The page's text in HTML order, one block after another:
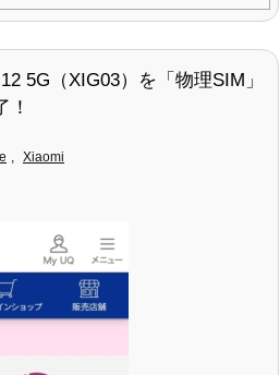
5G（XIG03）を「物理SIM」
！
Xiaomi